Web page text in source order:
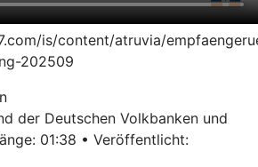
is/content/atruvia/
202509
der Deutschen Volkbanken und
01:38 • Veröffentlicht: